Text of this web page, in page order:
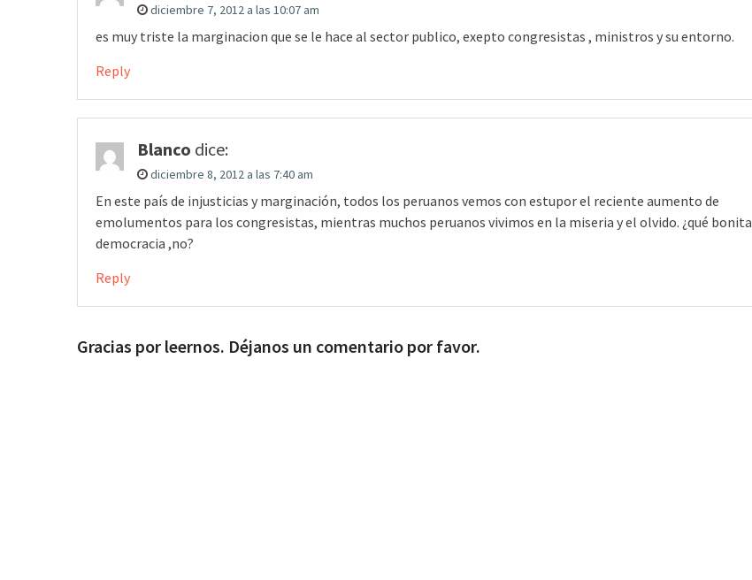
diciembre 7, 2012 a las 10:07 am
es muy triste la marginacion que se le hace al sector publico, exepto congresistas , ministros y su entorno.
Reply
Blanco dice:
diciembre 8, 2012 a las 7:40 am
En este país de injusticias y marginación, todos los peruanos vemos con estupor el reciente aumento de
emolumentos para los congresistas, mientras muchos peruanos vivimos en la miseria y el olvido. ¿qué bonita
democracia ,no?
Reply
Gracias por leernos. Déjanos un comentario por favor.